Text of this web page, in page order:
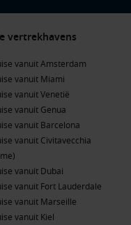
Noord-Europa, op een
op een geheel
en ontdek
cruisevakantie.
van moderne
momenten
vertrekhavens
vanuit Amsterdam
vanuit Miami
vanuit Venetië
vanuit Genua
vanuit Barcelona
vanuit Civitavecchia
vanuit Dubai
vanuit Fort Lauderdale
vanuit Marseille
vanuit Kiel